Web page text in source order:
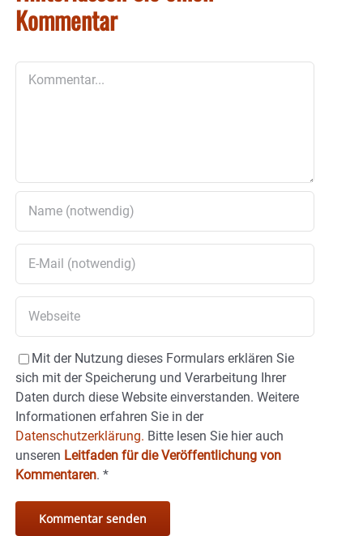
Kommentar
Mit der Nutzung dieses Formulars erklären Sie
sich mit der Speicherung und Verarbeitung Ihrer
Daten durch diese Website einverstanden. Weitere
Informationen erfahren Sie in der
Datenschutzerklärung. Bitte lesen Sie hier auch
unseren Leitfaden für die Veröffentlichung von
Kommentaren. *